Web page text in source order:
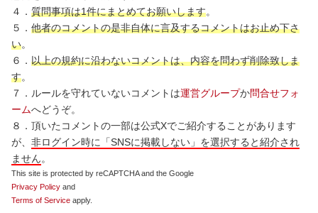
４． 質問事項は1件にまとめてお願いします。
５． 他者のコメントの是非自体に言及するコメントはお止め下さ
い。
６． 以上の規約に沿わないコメントは、内容を問わず削除致しま
す。
７．ルールを守れていないコメントは運営グループか問合せフォ
ームへどうぞ。
８．頂いたコメントの一部は公式Xでご紹介することがあります
が、 非ログイン時に「SNSに掲載しない」を選択すると紹介され
ません。
This site is protected by reCAPTCHA and the Google
Privacy Policy and
Terms of Service apply.